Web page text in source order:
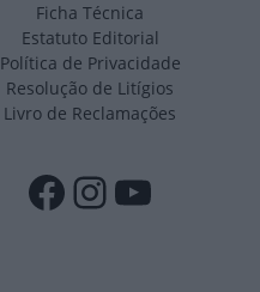
Ficha Técnica
Estatuto Editorial
Política de Privacidade
Resolução de Litígios
Livro de Reclamações
Facebook
Instagram
YouTube